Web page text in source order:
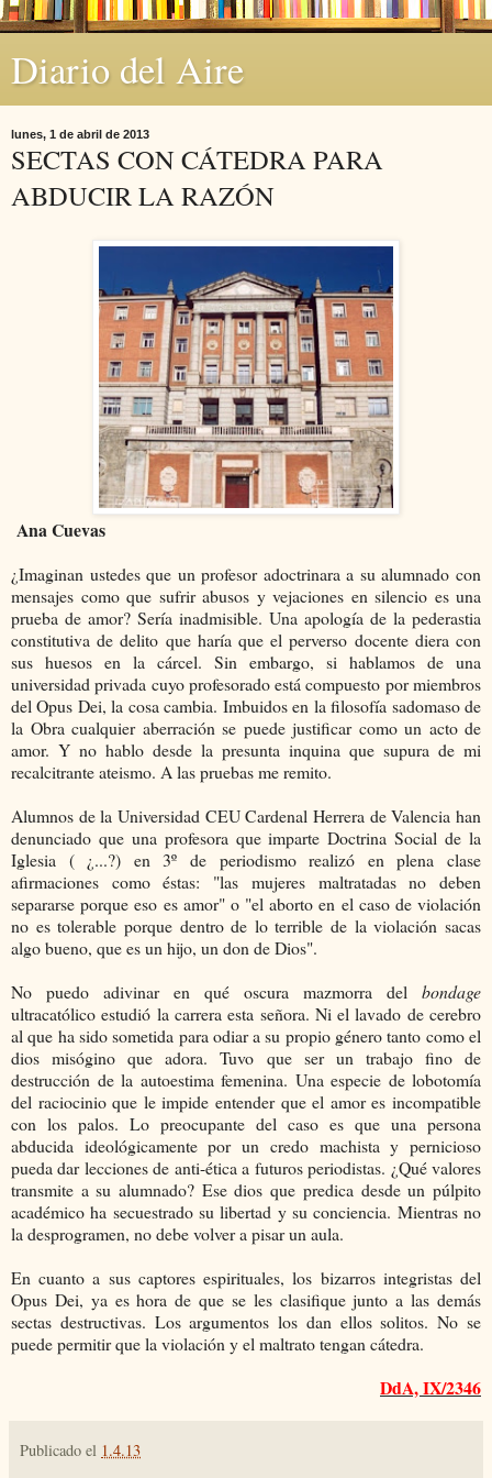
Diario del Aire
lunes, 1 de abril de 2013
SECTAS CON CÁTEDRA PARA
ABDUCIR LA RAZÓN
Ana Cuevas
¿Imaginan ustedes que un profesor adoctrinara a su alumnado con
mensajes como que sufrir abusos y vejaciones en silencio es una
prueba de amor? Sería inadmisible. Una apología de la pederastia
constitutiva de delito que haría que el perverso docente diera con
sus huesos en la cárcel. Sin embargo, si hablamos de una
universidad privada cuyo profesorado está compuesto por miembros
del Opus Dei, la cosa cambia. Imbuidos en la filosofía sadomaso de
la Obra cualquier aberración se puede justificar como un acto de
amor. Y no hablo desde la presunta inquina que supura de mi
recalcitrante ateismo. A las pruebas me remito.
Alumnos de la Universidad CEU Cardenal Herrera de Valencia han
denunciado que una profesora que imparte Doctrina Social de la
Iglesia ( ¿...?) en 3º de periodismo realizó en plena clase
afirmaciones como éstas: "las mujeres maltratadas no deben
separarse porque eso es amor" o "el aborto en el caso de violación
no es tolerable porque dentro de lo terrible de la violación sacas
algo bueno, que es un hijo, un don de Dios".
No puedo adivinar en qué oscura mazmorra del bondage
ultracatólico estudió la carrera esta señora. Ni el lavado de cerebro
al que ha sido sometida para odiar a su propio género tanto como el
dios misógino que adora. Tuvo que ser un trabajo fino de
destrucción de la autoestima femenina. Una especie de lobotomía
del raciocinio que le impide entender que el amor es incompatible
con los palos. Lo preocupante del caso es que una persona
abducida ideológicamente por un credo machista y pernicioso
pueda dar lecciones de anti-ética a futuros periodistas. ¿Qué valores
transmite a su alumnado? Ese dios que predica desde un púlpito
académico ha secuestrado su libertad y su conciencia. Mientras no
la desprogramen, no debe volver a pisar un aula.
En cuanto a sus captores espirituales, los bizarros integristas del
Opus Dei, ya es hora de que se les clasifique junto a las demás
sectas destructivas. Los argumentos los dan ellos solitos. No se
puede permitir que la violación y el maltrato tengan cátedra.
DdA, IX/2346
Publicado el 1.4.13